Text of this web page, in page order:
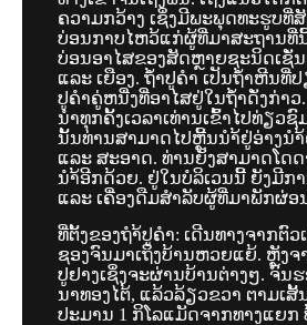
ຄວາມກວ້າງ ເຊິ່ງມີພະພຸດທະຮູບທີ່
ບ່ອນກາບໄຫວ້ແກ່ຜູ້ທີ່ມາສະຖານທີ່
ບ່ອນອາໄສຂອງສັດຫຼາຍຊະນິດເຊັ່ນ
ແລະ ເຍືອງ. ຖ້ຳປູຄຳ ເປັນຖ້ຳຫີນທີ່
ປູຄຳຄູ່ຫນື່ງທີ່ອາໄສຢູ່ໃນຖ້ຳດັ່ງກ່າວ.
ນຳທຸກຄັ້ງເວລາເທ່ານເຂົ້າໄປທ່ຽວຊົ
ນັ້ນທ່ານສາມາດໄປຫຼີ້ນນຳ້ຢູ່ອ່າງນ
ແລະ ສະອາດ. ທ່ານຍັງສາມາດໂດ
ນຳ້ອີກດ້ວຍ. ຢູ່ໃນບໍລິເວນນີ້ ຍັງມີກ
ແລະ ເຄື່ອງດືມສຳລັບຜູ້ທີ່ມາພັກຜ່ອ
ທີ່ຕັ້ງຂອງຖຳ້ປູຄຳ: ເດີນທາງຈາກຕົວ
ຊອງຈົນມາເຖິງບ້ານຫວຍແຍ້. ຫຼັງຈ
ປູຢາງເຊິ່ງຈະຜ່ານບ້ານຕ່າງໆ. ຈົນ
ນາທອງໄຕ້, ແລ້ວລ້ຽວຂວາ ຕາມເສັ້
ປະມານ 1 ກິໂລແມັດຈາກທາງແຍກ